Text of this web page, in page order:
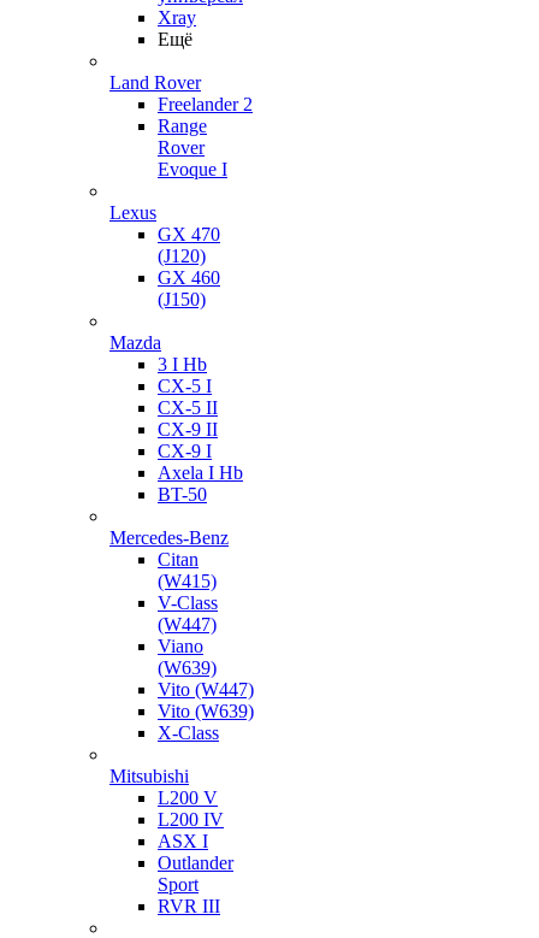
Xray
Ещё
Land Rover
Freelander 2
Range
Rover
Evoque I
Lexus
GX 470
(J120)
GX 460
(J150)
Mazda
3 I Hb
CX-5 I
CX-5 II
CX-9 II
CX-9 I
Axela I Hb
BT-50
Mercedes-Benz
Citan
(W415)
V-Class
(W447)
Viano
(W639)
Vito (W447)
Vito (W639)
X-Class
Mitsubishi
L200 V
L200 IV
ASX I
Outlander
Sport
RVR III